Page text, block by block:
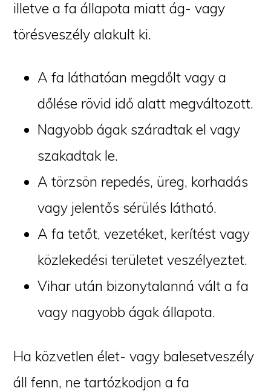
illetve a fa állapota miatt ág- vagy
törésveszély alakult ki.
A fa láthatóan megdőlt vagy a
dőlése rövid idő alatt megváltozott.
Nagyobb ágak száradtak el vagy
szakadtak le.
A törzsön repedés, üreg, korhadás
vagy jelentős sérülés látható.
A fa tetőt, vezetéket, kerítést vagy
közlekedési területet veszélyeztet.
Vihar után bizonytalanná vált a fa
vagy nagyobb ágak állapota.
Ha közvetlen élet- vagy balesetveszély
áll fenn, ne tartózkodjon a fa